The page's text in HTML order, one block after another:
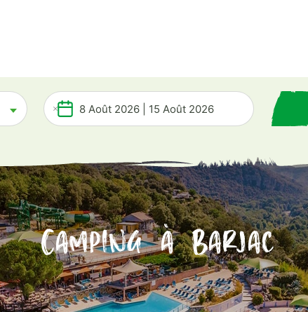
Camping à Barjac